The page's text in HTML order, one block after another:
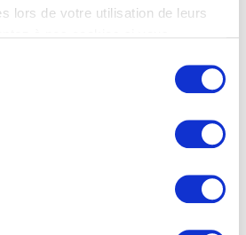
lors de votre utilisation de leurs